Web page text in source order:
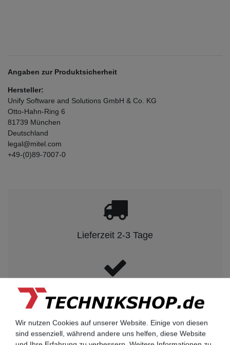
Angaben zur Produktsicherheit
Hersteller:
Unify Software and Solutions GmbH & Co. KG
Otto-Hahn-Ring 6
81739 München
Deutschland
legal@mitel.com
+49-(0)89-7007-0
Lieferzeit 2-3 Tage
kompetenter Service
Wir nutzen Cookies auf unserer Website. Einige von diesen
sind essenziell, während andere uns helfen, diese Website